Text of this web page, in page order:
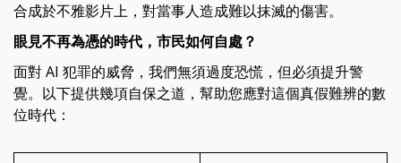
合成於不雅影片上，對當事人造成難以抹滅的傷害。
眼見不再為憑的時代，市民如何自處？
面對 AI 犯罪的威脅，我們無須過度恐慌，但必須提升警
覺。以下提供幾項自保之道，幫助您應對這個真假難辨的數
位時代：